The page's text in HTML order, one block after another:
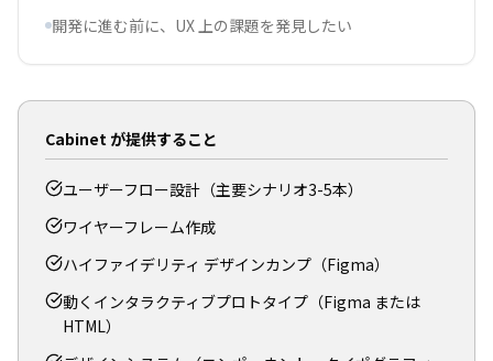
開発に進む前に、UX 上の課題を発見したい
Cabinet が提供すること
ユーザーフロー設計（主要シナリオ3-5本）
ワイヤーフレーム作成
ハイファイデリティ デザインカンプ（Figma）
動くインタラクティブプロトタイプ（Figma または
HTML）